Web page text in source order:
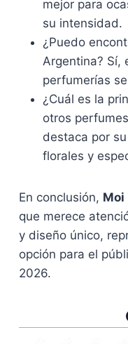
mejor para
su intensidad.
¿Puedo
Argentina? Sí,
perfumerías
¿Cuál es la
otros
destaca por
florales y
En conclusión, Moi
que merece
y diseño único,
opción para el
2026.